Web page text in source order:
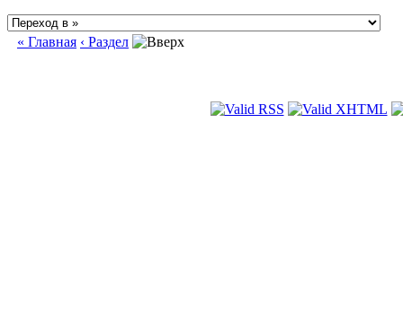
« Главная ‹ Раздел